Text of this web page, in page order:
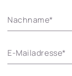
Nachname*
E-Mailadresse*